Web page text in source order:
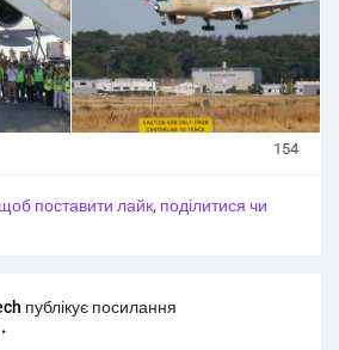
@news
#news_from_around_the_world
154
щоб поставити лайк, поділитися чи
публікує посилання
·